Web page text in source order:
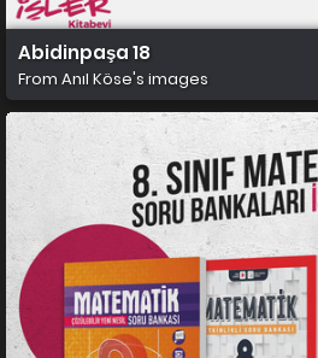
Abidinpaşa 18
From Anıl Köse's images